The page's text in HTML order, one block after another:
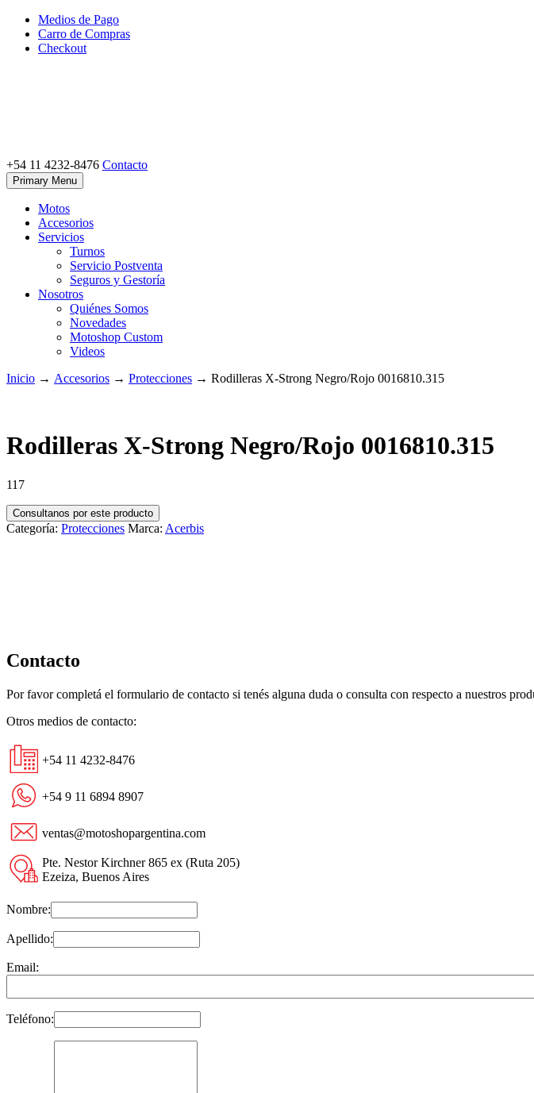
Skip
content
Medios de Pago
Carro de Compras
Checkout
Motoshop Ezeiza
Motos y Accesorios
+54 11 4232-8476 Contacto
Primary Menu
Motos
Accesorios
Servicios
Turnos
Servicio Postventa
Seguros y Gestoría
Nosotros
Quiénes Somos
Novedades
Motoshop Custom
Videos
Inicio → Accesorios → Protecciones → Rodilleras X-Strong Negro/Rojo 0016810.315
Rodilleras X-Strong Negro/Rojo 0016810.315
117
Consultanos por este producto
Categoría: Protecciones Marca: Acerbis
Contacto
Por favor completá el formulario de contacto si tenés alguna duda o consulta con respecto a nuestros
Otros medios de contacto:
+54 11 4232-8476
+54 9 11 6894 8907
ventas@motoshopargentina.com
Pte. Nestor Kirchner 865 ex (Ruta 205)
Ezeiza, Buenos Aires
Nombre:
Apellido:
Email:
Teléfono: